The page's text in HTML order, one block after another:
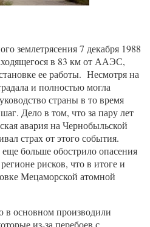
землетрясения 7 декабря 1988
в 83 км от ААЭС,
ее работы. Несмотря на
и полностью могла
страны в то время
Дело в том, что за пару лет
авария на Чернобыльской
страх от этого события.
больше обострило опасения
рисков, что в итоге и
Мецаморской атомной
в основном производили